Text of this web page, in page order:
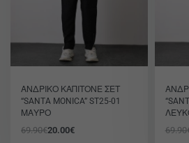
ΑΝΔΡΙΚΟ ΚΑΠΙΤΟΝΕ ΣΕΤ
“SANTA MONICA” ST25-01
ΜΑΥΡΟ
69.90€20.00€ 69.90